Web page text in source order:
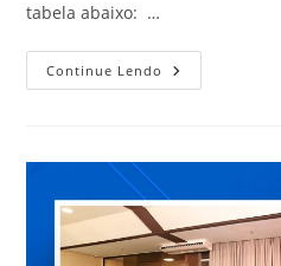
tabela abaixo: …
Continue Lendo CRA-
RN
De
Jogos
Brasil